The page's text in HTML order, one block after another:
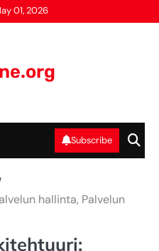
01, 2026
Subscribe
hallinta, Palvelun